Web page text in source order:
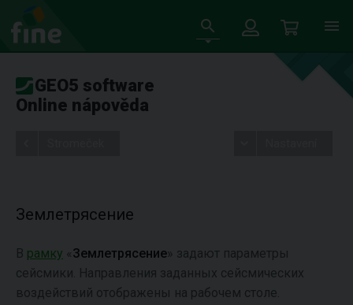
GEO5 software
Online nápověda
Землетрясение
В рамку « Землетрясение » задают параметры
сейсмики. Направления заданных сейсмических
воздействий отображены на рабочем столе.